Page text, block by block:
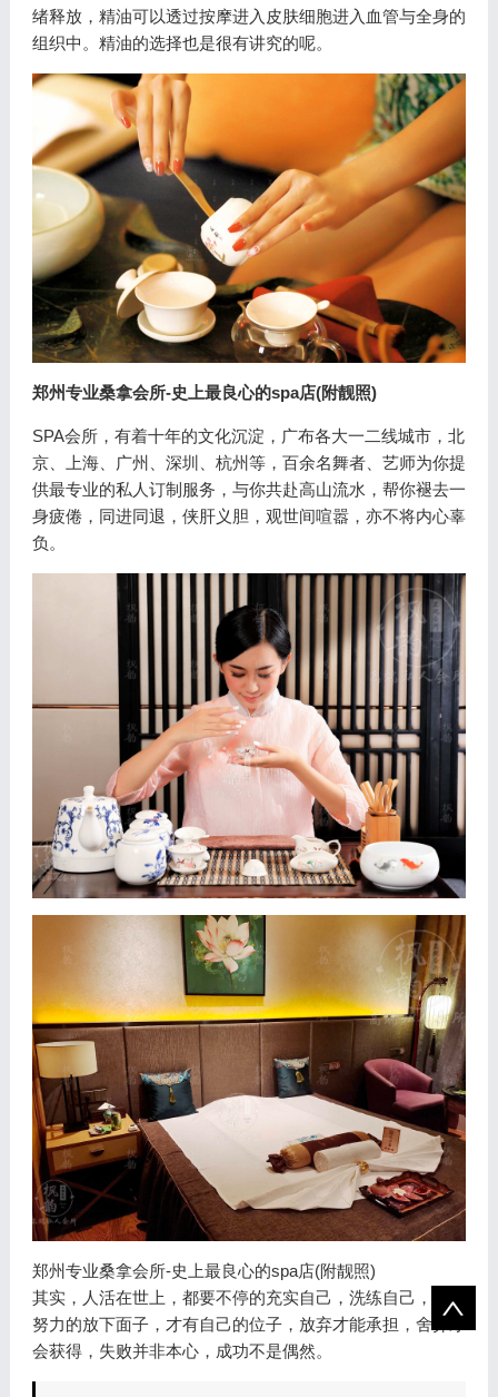
绪释放，精油可以透过按摩进入皮肤细胞进入血管与全身的
组织中。精油的选择也是很有讲究的呢。
郑州专业桑拿会所-史上最良心的spa店(附靓照)
SPA会所，有着十年的文化沉淀，广布各大一二线城市，北
京、上海、广州、深圳、杭州等，百余名舞者、艺师为你提
供最专业的私人订制服务，与你共赴高山流水，帮你褪去一
身疲倦，同进同退，侠肝义胆，观世间喧嚣，亦不将内心辜
负。
郑州专业桑拿会所-史上最良心的spa店(附靓照)
其实，人活在世上，都要不停的充实自己，洗练自己，只有
努力的放下面子，才有自己的位子，放弃才能承担，舍弃才
会获得，失败并非本心，成功不是偶然。